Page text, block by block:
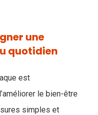
une
quotidien
est
le bien-être
simples et